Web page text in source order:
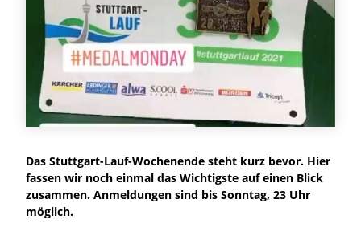
Das Stuttgart-Lauf-Wochenende steht kurz bevor. Hier
fassen wir noch einmal das Wichtigste auf einen Blick
zusammen. Anmeldungen sind bis Sonntag, 23 Uhr
möglich.